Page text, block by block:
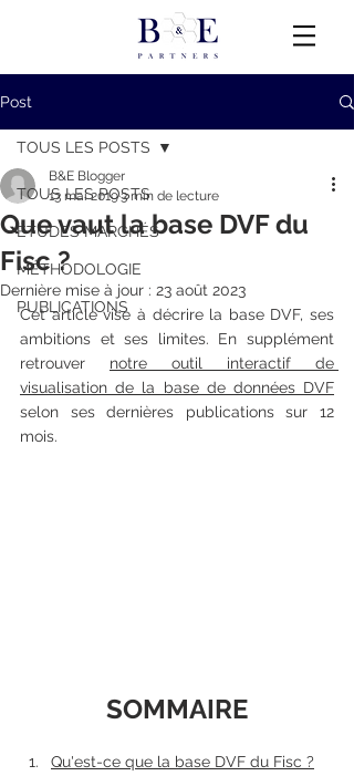
Post
TOUS LES POSTS
ÉTUDES MARCHÉS
MÉTHODOLOGIE
PUBLICATIONS
TOUS LES POSTS
Que vaut la base DVF du
Fisc ?
B&E Blogger
13 mai 20193 min de lecture
Dernière mise à jour : 23 août 2023
Cet article vise à décrire la base DVF, ses
ambitions et ses limites. En supplément
retrouver notre outil interactif de
visualisation de la base de données DVF
selon ses dernières publications sur 12
mois.
SOMMAIRE
Qu'est-ce que la base DVF du Fisc ?